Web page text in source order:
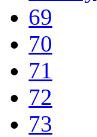
69
70
71
72
73